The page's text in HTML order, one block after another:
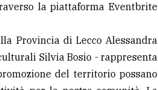
la piattaforma Eventbrite
Provincia di Lecco Alessandra
Silvia Bosio - rappresenta
del territorio possano